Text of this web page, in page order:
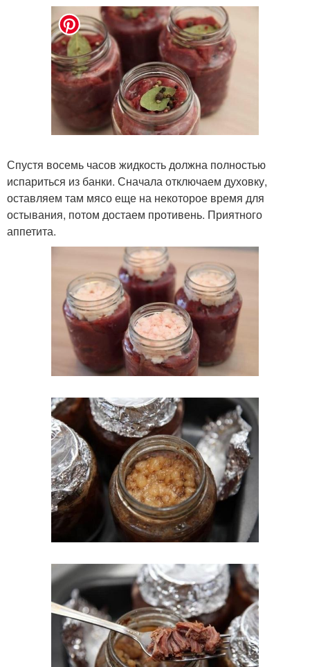
Спустя восемь часов жидкость должна полностью
испариться из банки. Сначала отключаем духовку,
оставляем там мясо еще на некоторое время для
остывания, потом достаем противень. Приятного
аппетита.